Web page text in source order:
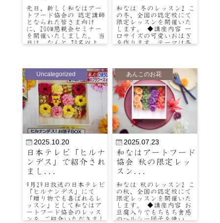
先日、新しく和なはアー
トフード協会の 認定講師
となられた皆さま向け
に、ZOOM懇親会セミナー
を開催いたしました。 当
日は、なんと 70名以上
和なは 冬のレッスン2 こ
の冬、全国の認定校にて
限定レッスンを開催いた
します。 ◆講座内容 一
口サイズの可愛いおはぎ
を作ります。テーマは冬
2025.10.20
日本テレビ「ヒルナ
ンデス」で紹介され
まし...
9月29日放送の日本テレビ
「ヒルナンデス」にて
「贈り物でも喜ばれるレ
ッスン」として和なはア
ートフード協会のレッス
ンを ご紹介いただきまし
Uncategorized
2025.07.23
和なはアートフード
協会 秋の限定レッ
スン...
和なは 秋のレッスン2 こ
の秋、全国の認定校にて
限定レッスンを開催いた
します。 ◆講座内容 お
豆腐入りでもちもち食感
のヘルシー団子を使い、
あんこのお花